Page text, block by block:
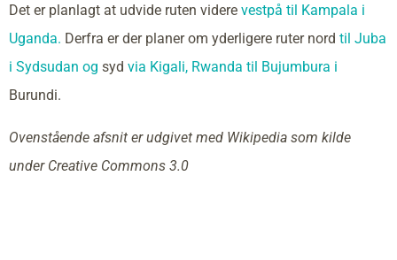
Det er planlagt at udvide ruten videre vestpå til Kampala i
Uganda. Derfra er der planer om yderligere ruter nord til Juba
i Sydsudan og syd via Kigali, Rwanda til Bujumbura i
Burundi.
Ovenstående afsnit er udgivet med Wikipedia som kilde
under Creative Commons 3.0